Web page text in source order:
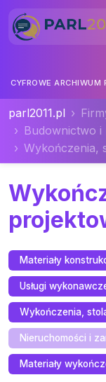
CYFROWE ARCHIWUM
parl2011.pl
Budownictwo i
Wykończenia,
Materiały
Usługi
Wykończenia,
Nieruchomości i
Materiały